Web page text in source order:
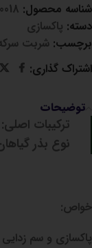
شناسه محصول: 0018
دسته: پاکسازی
برچسب: شربت
اشتراک گذاری:
توضیحات
ترکیبات اصلی:
نوع بذر
خواص:
پاکسازی و سم